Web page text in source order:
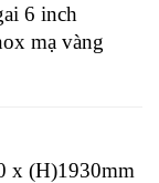
6 inch
mạ vàng
x (H)1930mm